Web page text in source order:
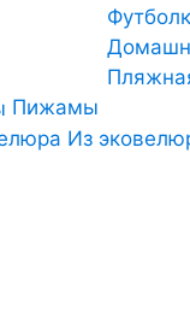
Пижамы
Из